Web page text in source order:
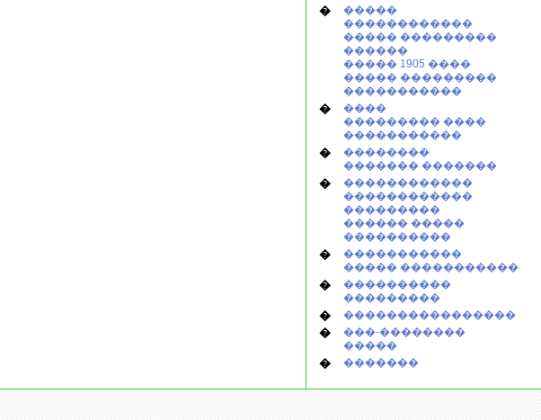
�
�����
������������
����� ���������
������
����� 1905 ����
����� ���������
�����������
�
����
��������� ����
�����������
�
��������
������� �������
�
������������
������������
���������
������ �����
����������
�
�����������
����� �����������
�
����������
���������
� ����������������
�
���-��������
�����
� �������